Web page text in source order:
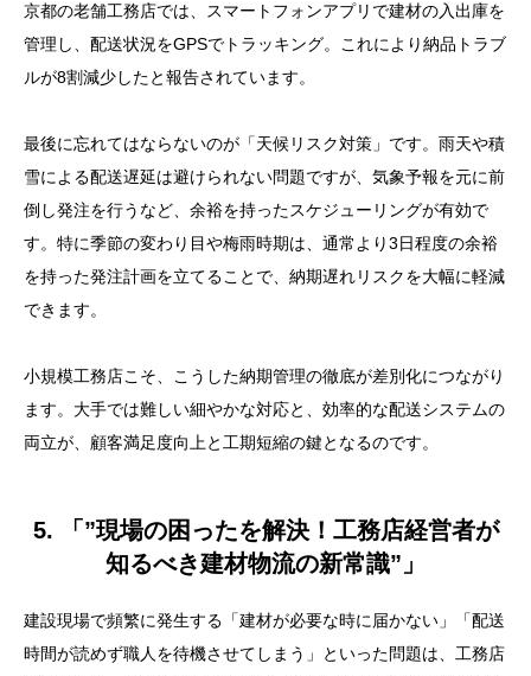
京都の老舗工務店では、スマートフォンアプリで建材の入出庫を
管理し、配送状況をGPSでトラッキング。これにより納品トラブ
ルが8割減少したと報告されています。
最後に忘れてはならないのが「天候リスク対策」です。雨天や積
雪による配送遅延は避けられない問題ですが、気象予報を元に前
倒し発注を行うなど、余裕を持ったスケジューリングが有効で
す。特に季節の変わり目や梅雨時期は、通常より3日程度の余裕
を持った発注計画を立てることで、納期遅れリスクを大幅に軽減
できます。
小規模工務店こそ、こうした納期管理の徹底が差別化につながり
ます。大手では難しい細やかな対応と、効率的な配送システムの
両立が、顧客満足度向上と工期短縮の鍵となるのです。
5. 「”現場の困ったを解決！工務店経営者が
知るべき建材物流の新常識”」
建設現場で頻繁に発生する「建材が必要な時に届かない」「配送
時間が読めず職人を待機させてしまう」といった問題は、工務店